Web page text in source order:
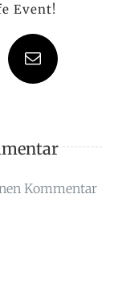
Event!
E-
Mail
Kommentar